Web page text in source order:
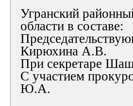
Угранский
области в составе:
Кирюхина А.В.
При секретаре
С участием
Ю.А.